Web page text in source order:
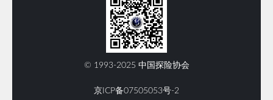
© 1993-2025 中国探险协会
京ICP备07505053号-2